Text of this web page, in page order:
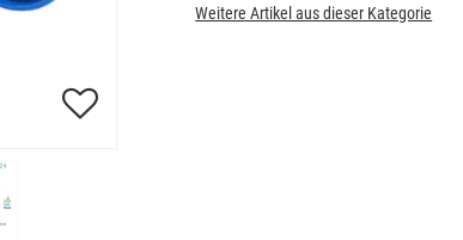
Weitere Artikel aus dieser Kategorie